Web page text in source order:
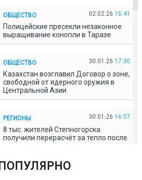
ОБЩЕСТВО 02.02.26 16:41
Полицейские пресекли незаконное
выращивание конопли в Таразе
ОБЩЕСТВО 30.01.26 17:30
Казахстан возглавил Договор о зоне,
свободной от ядерного оружия в
Центральной Азии
РЕГИОНЫ 30.01.26 16:57
8 тыс. жителей Степногорска
получили перерасчёт за тепло после
ПОПУЛЯРНО